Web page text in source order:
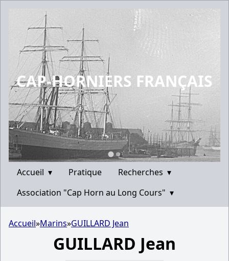
CAP-HORNIERS FRANÇAIS
Accueil ▾ Pratique Recherches ▾
Association "Cap Horn au Long Cours" ▾
Accueil»Marins»GUILLARD Jean
GUILLARD Jean